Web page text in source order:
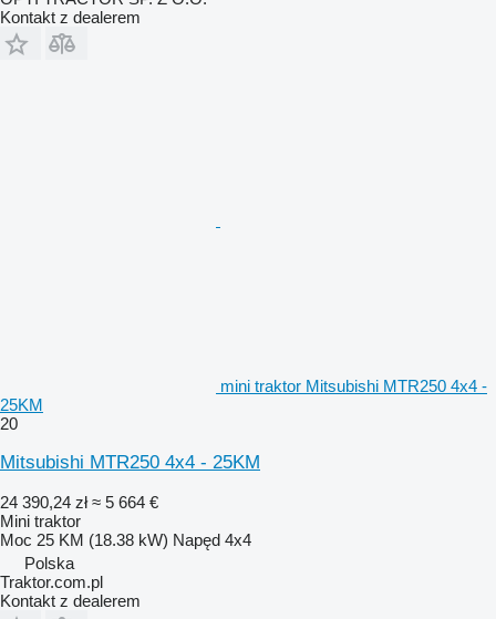
Kontakt z dealerem
mini traktor Mitsubishi MTR250 4x4 -
25KM
20
Mitsubishi MTR250 4x4 - 25KM
24 390,24 zł ≈ 5 664 €
Mini traktor
Moc 25 KM (18.38 kW) Napęd 4x4
Polska
Traktor.com.pl
Kontakt z dealerem